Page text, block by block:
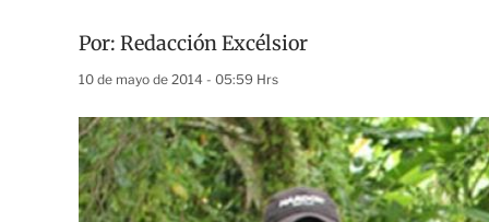
Por: Redacción Excélsior
10 de mayo de 2014 - 05:59 Hrs